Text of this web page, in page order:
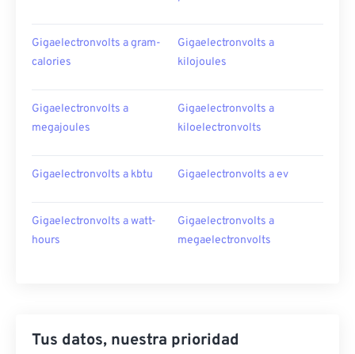
Gigaelectronvolts a gram-
calories
Gigaelectronvolts a
kilojoules
Gigaelectronvolts a
megajoules
Gigaelectronvolts a
kiloelectronvolts
Gigaelectronvolts a kbtu Gigaelectronvolts a ev
Gigaelectronvolts a watt-
hours
Gigaelectronvolts a
megaelectronvolts
Tus datos, nuestra prioridad